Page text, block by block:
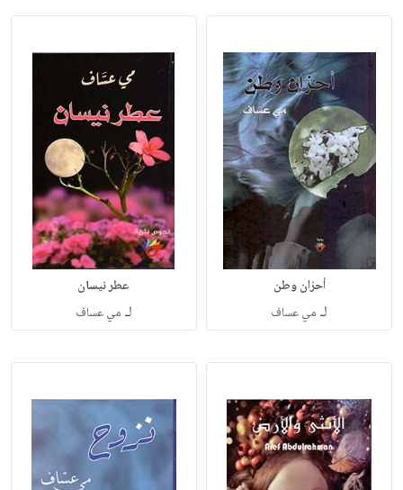
أحزان وطن
لـ مي عساف
عطر نيسان
لـ مي عساف